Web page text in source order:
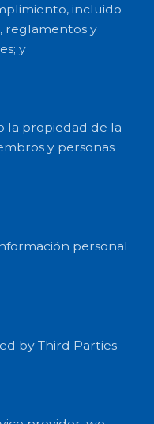
incluido
reglamentos y
y
la propiedad de la
y personas
personal
by Third Parties